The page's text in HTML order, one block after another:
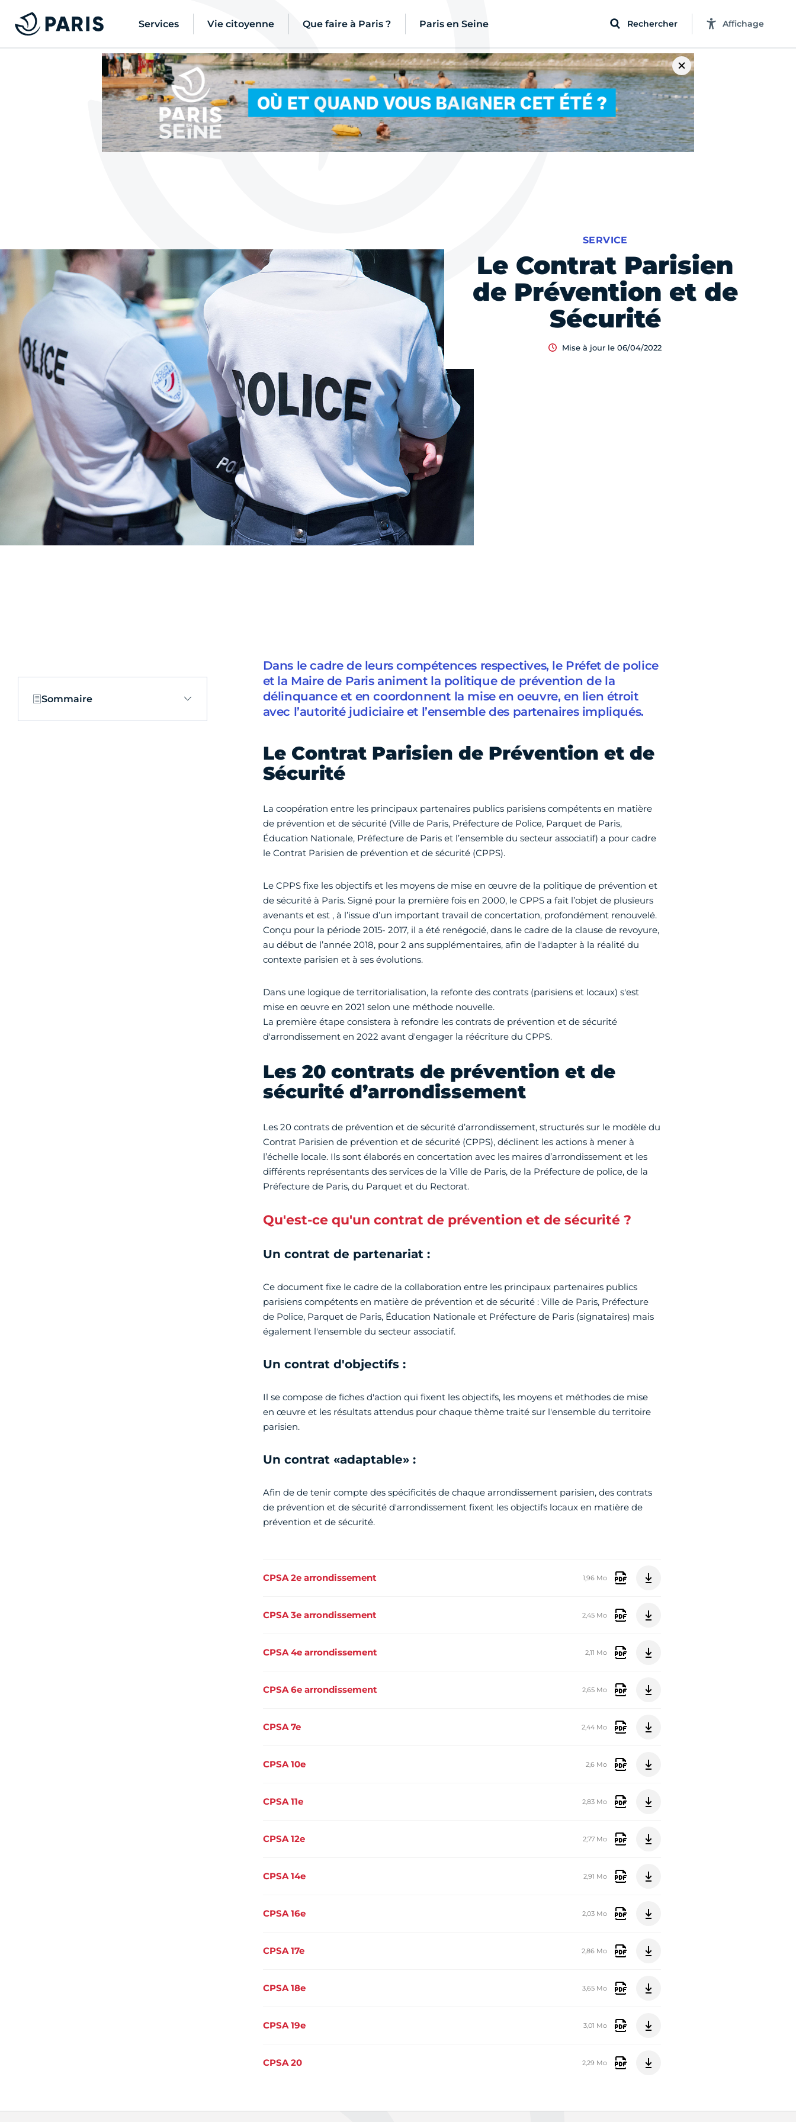
Services Vie citoyenne Que faire à Paris ? Paris en Seine Rechercher Affichage
Le Contrat Parisien
de Prévention et de
Sécurité
SERVICE
Mise à jour le 06/04/2022
Sommaire
Dans le cadre de leurs compétences respectives, le Préfet de police
et la Maire de Paris animent la politique de prévention de la
délinquance et en coordonnent la mise en oeuvre, en lien étroit
avec l’autorité judiciaire et l’ensemble des partenaires impliqués.
Le Contrat Parisien de Prévention et de
Sécurité
La coopération entre les principaux partenaires publics parisiens compétents en matière
de prévention et de sécurité (Ville de Paris, Préfecture de Police, Parquet de Paris,
Éducation Nationale, Préfecture de Paris et l’ensemble du secteur associatif) a pour cadre
le Contrat Parisien de prévention et de sécurité (CPPS).
Le CPPS fixe les objectifs et les moyens de mise en œuvre de la politique de prévention et
de sécurité à Paris. Signé pour la première fois en 2000, le CPPS a fait l’objet de plusieurs
avenants et est , à l’issue d’un important travail de concertation, profondément renouvelé.
Conçu pour la période 2015- 2017, il a été renégocié, dans le cadre de la clause de revoyure,
au début de l’année 2018, pour 2 ans supplémentaires, afin de l'adapter à la réalité du
contexte parisien et à ses évolutions.
Dans une logique de territorialisation, la refonte des contrats (parisiens et locaux) s'est
mise en œuvre en 2021 selon une méthode nouvelle.
La première étape consistera à refondre les contrats de prévention et de sécurité
d'arrondissement en 2022 avant d'engager la réécriture du CPPS.
Les 20 contrats de prévention et de
sécurité d’arrondissement
Les 20 contrats de prévention et de sécurité d’arrondissement, structurés sur le modèle du
Contrat Parisien de prévention et de sécurité (CPPS), déclinent les actions à mener à
l’échelle locale. Ils sont élaborés en concertation avec les maires d’arrondissement et les
différents représentants des services de la Ville de Paris, de la Préfecture de police, de la
Préfecture de Paris, du Parquet et du Rectorat.
Qu'est-ce qu'un contrat de prévention et de sécurité ?
Un contrat de partenariat :
Ce document fixe le cadre de la collaboration entre les principaux partenaires publics
parisiens compétents en matière de prévention et de sécurité : Ville de Paris, Préfecture
de Police, Parquet de Paris, Éducation Nationale et Préfecture de Paris (signataires) mais
également l'ensemble du secteur associatif.
Un contrat d'objectifs :
Il se compose de fiches d'action qui fixent les objectifs, les moyens et méthodes de mise
en œuvre et les résultats attendus pour chaque thème traité sur l'ensemble du territoire
parisien.
Un contrat «adaptable» :
Afin de de tenir compte des spécificités de chaque arrondissement parisien, des contrats
de prévention et de sécurité d'arrondissement fixent les objectifs locaux en matière de
prévention et de sécurité.
CPSA 2e arrondissement 1,96 Mo
CPSA 3e arrondissement 2,45 Mo
CPSA 4e arrondissement 2,11 Mo
CPSA 6e arrondissement 2,65 Mo
CPSA 7e 2,44 Mo
CPSA 10e 2,6 Mo
CPSA 11e 2,83 Mo
CPSA 12e 2,77 Mo
CPSA 14e 2,91 Mo
CPSA 16e 2,03 Mo
CPSA 17e 2,86 Mo
CPSA 18e 3,65 Mo
CPSA 19e 3,01 Mo
CPSA 20 2,29 Mo